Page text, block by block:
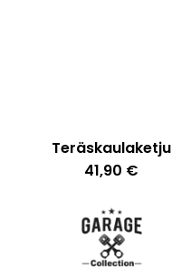
Teräskaulaketju
41,90 €